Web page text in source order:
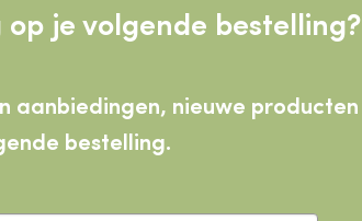
je volgende bestelling?
aanbiedingen, nieuwe producten
bestelling.